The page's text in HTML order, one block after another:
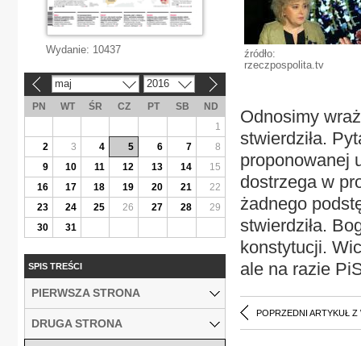
źródło:
rzeczpospolita.tv
Odnosimy
stwierdziła.
proponowanej
dostrzega w
żadnego
stwierdziła.
konstytucji.
ale na razie
POPRZEDNI ARTYKUŁ Z
Wydanie: 10437
maj 2016
PN WT ŚR CZ PT SB
ND
1
2
3 4 5 6 7
8
9
10 11 12 13 14
15
16
17 18 19 20 21
22
23
24 25 26 27 28
29
30
31
SPIS TREŚCI
PIERWSZA STRONA
DRUGA STRONA